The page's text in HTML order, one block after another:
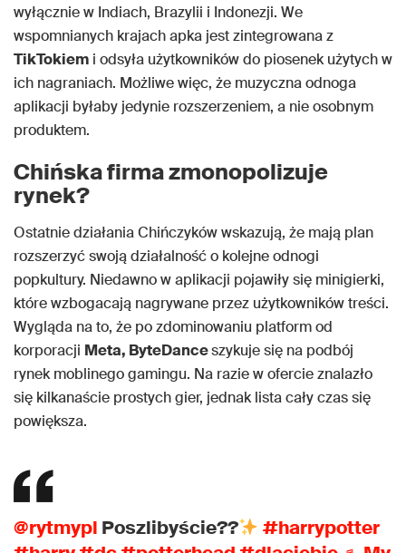
wyłącznie w Indiach, Brazylii i Indonezji. We
wspomnianych krajach apka jest zintegrowana z
TikTokiem i odsyła użytkowników do piosenek użytych w
ich nagraniach. Możliwe więc, że muzyczna odnoga
aplikacji byłaby jedynie rozszerzeniem, a nie osobnym
produktem.
Chińska firma zmonopolizuje
rynek?
Ostatnie działania Chińczyków wskazują, że mają plan
rozszerzyć swoją działalność o kolejne odnogi
popkultury. Niedawno w aplikacji pojawiły się minigierki,
które wzbogacają nagrywane przez użytkowników treści.
Wygląda na to, że po zdominowaniu platform od
korporacji Meta, ByteDanceszykuje się na podbój
rynek moblinego gamingu. Na razie w ofercie znalazło
się kilkanaście prostych gier, jednak lista cały czas się
powiększa.
@rytmypl Poszlibyście??
#harrypotter